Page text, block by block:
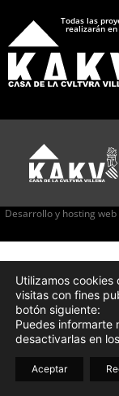
Todas las
realizarán en
Desarrollo y hosting
Utilizamos cookies
visitas con fines
botón siguiente:
Puedes informarte
desactivarlas en los
Aceptar